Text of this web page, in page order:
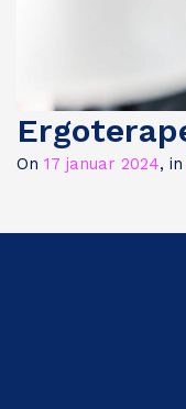
on 17 januar 2024, in